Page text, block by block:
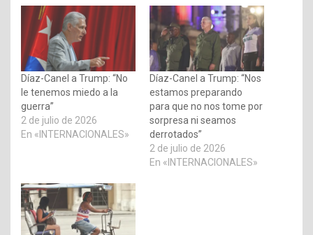
Díaz-Canel a Trump: “No
le tenemos miedo a la
guerra”
2 de julio de 2026
En «INTERNACIONALES»
Díaz-Canel a Trump: “Nos
estamos preparando
para que no nos tome por
sorpresa ni seamos
derrotados”
2 de julio de 2026
En «INTERNACIONALES»